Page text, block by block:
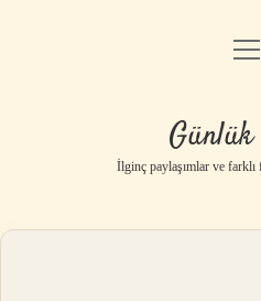
Yasal
İlginç paylaşımlar ve